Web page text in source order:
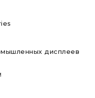
дисплеев